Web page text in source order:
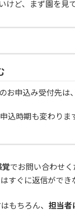
けど、まず園を見
お申込み受付先は、
込時期も変わりま
覚でお問い合わせ
すぐに返信ができ
もちろん、 担当者